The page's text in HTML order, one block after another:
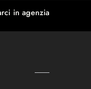
in agenzia